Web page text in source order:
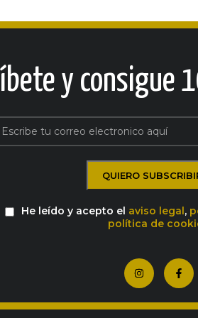
y consigue
He leído y acepto el aviso legal,
política de